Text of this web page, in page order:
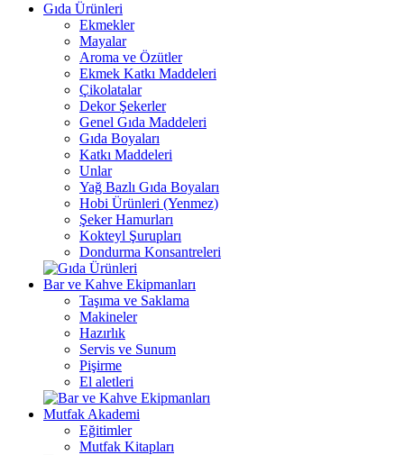
Gıda Ürünleri
Ekmekler
Mayalar
Aroma ve Özütler
Ekmek Katkı Maddeleri
Çikolatalar
Dekor Şekerler
Genel Gıda Maddeleri
Gıda Boyaları
Katkı Maddeleri
Unlar
Yağ Bazlı Gıda Boyaları
Hobi Ürünleri (Yenmez)
Şeker Hamurları
Kokteyl Şurupları
Dondurma Konsantreleri
Bar ve Kahve Ekipmanları
Taşıma ve Saklama
Makineler
Hazırlık
Servis ve Sunum
Pişirme
El aletleri
Mutfak Akademi
Eğitimler
Mutfak Kitapları